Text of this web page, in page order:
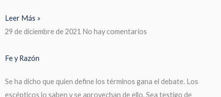
Leer Más »
29 de diciembre de 2021 No hay comentarios
Fe y Razón
Se ha dicho que quien define los términos gana el debate. Los
escépticos lo saben y se aprovechan de ello. Sea testigo de